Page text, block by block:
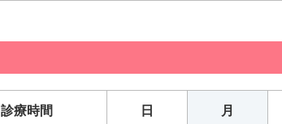
診療時間 日 月